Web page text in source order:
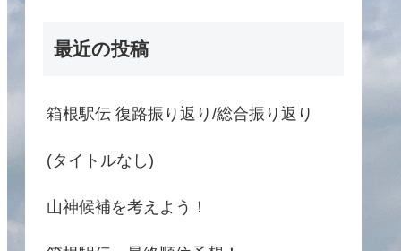
最近の投稿
箱根駅伝 復路振り返り/総合振り返り
(タイトルなし)
山神候補を考えよう！